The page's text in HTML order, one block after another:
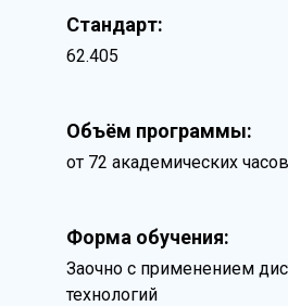
Стандарт:
62.405
Объём программы:
от 72 академических часов
Форма обучения:
Заочно с применением
технологий